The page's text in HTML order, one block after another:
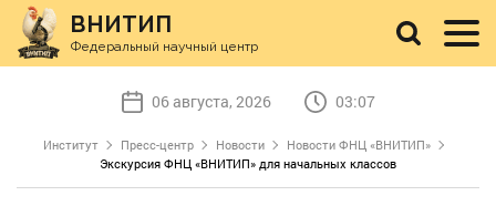
ВНИТИП
Федеральный научный центр
06 августа, 2026 03:07
Институт Пресс-центр Новости
Новости ФНЦ «ВНИТИП»
Экскурсия ФНЦ «ВНИТИП» для начальных классов